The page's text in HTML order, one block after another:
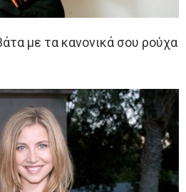
με τα κανονικά σου ρούχα